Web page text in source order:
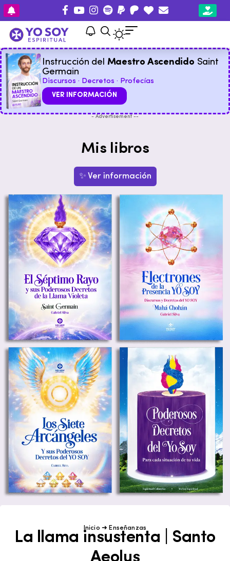
Instrucción del Maestro Ascendido Saint
Germain
Discursos · Decretos · Profecías
VER INFORMACIÓN
- Advertisement --
Mis libros
✨ Ver información
Inicio ➜ Enseñanzas
La llama insustenta | Santo
Aeolus